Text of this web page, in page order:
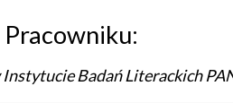
Badań Literackich